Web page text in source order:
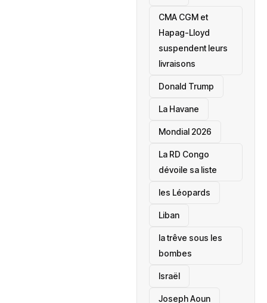
CMA CGM et
Hapag-Lloyd
suspendent leurs
livraisons
Donald Trump
La Havane
Mondial 2026
La RD Congo
dévoile sa liste
les Léopards
‎Liban
la trêve sous les
bombes
Israël
Joseph Aoun